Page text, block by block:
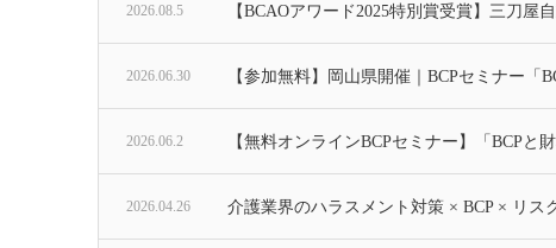
2026.08.5 【BCAOアワード2025特別賞受賞】三刀
2026.06.30 【参加無料】岡山県開催｜BCPセミナー「
2026.06.2 【無料オンラインBCPセミナー】「BCP
2026.04.26 介護業界のハラスメント対策 × BCP × リス